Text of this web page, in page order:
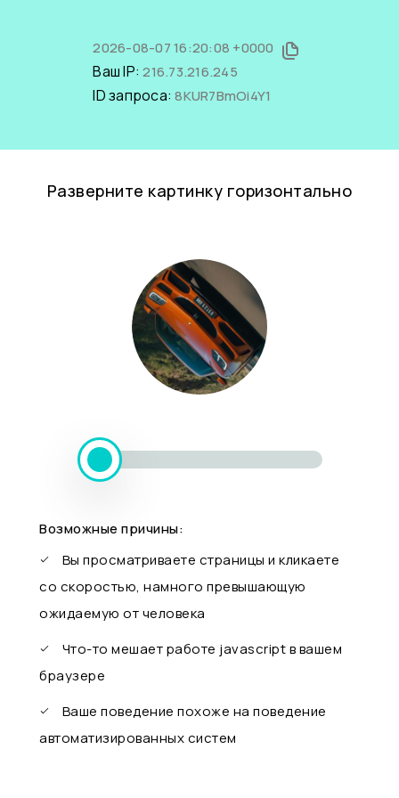
2026-08-07 16:20:08 +0000
Ваш IP:216.73.216.245
ID запроса:8KUR7BmOi4Y1
Разверните картинку горизонтально
Возможные причины:
Вы просматриваете страницы и кликаете
со скоростью, намного превышающую
ожидаемую от человека
Что-то мешает работе javascript в вашем
браузере
Ваше поведение похоже на поведение
автоматизированных систем